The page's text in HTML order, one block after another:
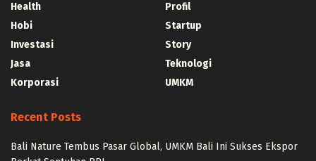
Health
Hobi
Investasi
Jasa
Korporasi
Profil
Startup
Story
Teknologi
UMKM
Recent Posts
Bali Nature Tembus Pasar Global, UMKM Bali Ini Sukses Ekspor